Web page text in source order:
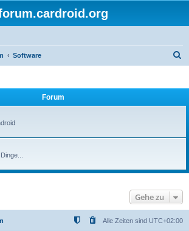
Software
Forum
Gehe zu
Alle Zeiten sind UTC+02:00